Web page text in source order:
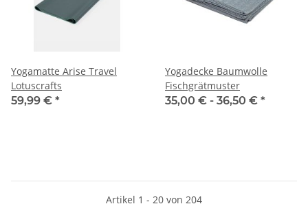
Yogamatte Arise Travel
Lotuscrafts
59,99 € *
Yogadecke Baumwolle
Fischgrätmuster
35,00 € - 36,50 € *
Artikel 1 - 20 von 204